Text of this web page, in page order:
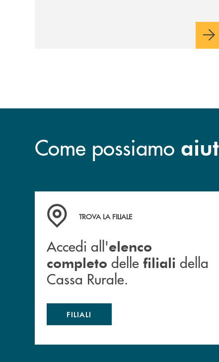
Come possiamo
Accedi all' elenco completo delle filiali della
TROVA LA FILIALE
Accedi all'elenco
completo delle filiali della
Cassa Rurale.
FILIALI